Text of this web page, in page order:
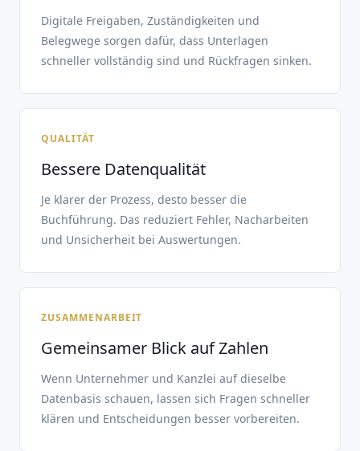
Digitale Freigaben, Zuständigkeiten und
Belegwege sorgen dafür, dass Unterlagen
schneller vollständig sind und Rückfragen sinken.
QUALITÄT
Bessere Datenqualität
Je klarer der Prozess, desto besser die
Buchführung. Das reduziert Fehler, Nacharbeiten
und Unsicherheit bei Auswertungen.
ZUSAMMENARBEIT
Gemeinsamer Blick auf Zahlen
Wenn Unternehmer und Kanzlei auf dieselbe
Datenbasis schauen, lassen sich Fragen schneller
klären und Entscheidungen besser vorbereiten.